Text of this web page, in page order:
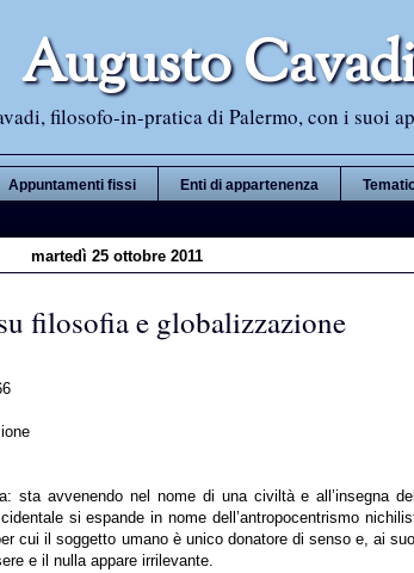
Augusto
filosofo-in-pratica di Palermo, con i suoi
Appuntamenti fissi Enti di appartenenza
martedì 25 ottobre 2011
filosofia e globalizzazione
sta avvenendo nel nome di una civiltà e all’insegna
si espande in nome dell’antropocentrismo
cui il soggetto umano è unico donatore di senso e, ai
e il nulla appare irrilevante.